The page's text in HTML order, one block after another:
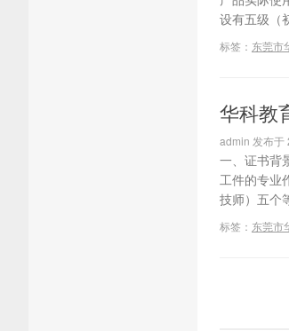
设有五级（
标签： 东莞市
华科教
admin 发布于
一、证书背
工件的专业
技师）五个
标签： 东莞市